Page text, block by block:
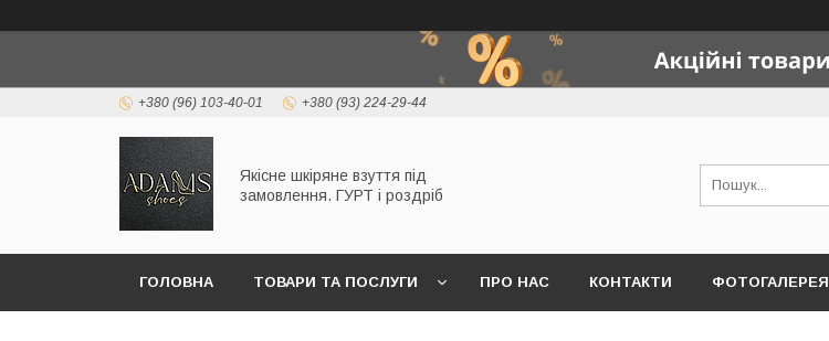
+380 (96) 103-40-01 +380 (93) 224-29-44
Якісне шкіряне взуття під
замовлення. ГУРТ і роздріб
ГОЛОВНА ТОВАРИ ТА ПОСЛУГИ ПРО НАС КОНТАКТИ ФОТОГАЛЕРЕЯ